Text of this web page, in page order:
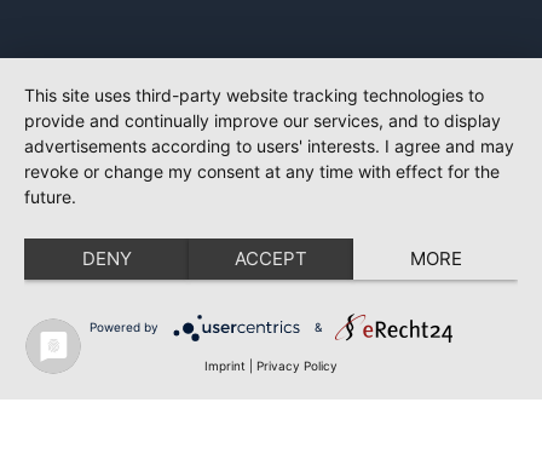
This site uses third-party website tracking technologies to
provide and continually improve our services, and to display
advertisements according to users' interests. I agree and may
revoke or change my consent at any time with effect for the
future.
DENY ACCEPT MORE
Powered by &
Imprint Privacy Policy